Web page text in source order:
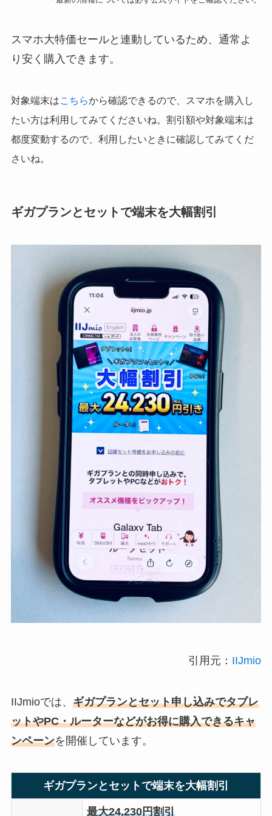
スマホ大特価セールと連動しているため、通常よ
り安く購入できます。
対象端末はこちらから確認できるので、スマホを購入し
たい方は利用してみてくださいね。割引額や対象端末は
都度変動するので、利用したいときに確認してみてくだ
さいね。
ギガプランとセットで端末を大幅割引
引用元： IIJmio
IIJmioでは、 ギガプランとセット申し込みでタブレ
ットやPC・ルーターなどがお得に購入できるキャ
ンペーンを開催しています。
ギガプランとセットで端末を大幅割引
最大24,230円割引